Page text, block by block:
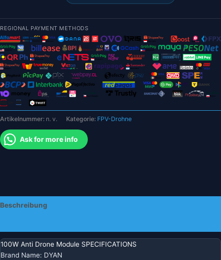
433
MHz,
800
m,
900
m,
1,2
GHz,
1,4
G,
1,5
Drohnen-
Gegenmaßnahmenmodule,
Störsender,
Typ-
N-
REGIONAL PAYMENT METHODS
Artikelnummer: n. v. Kategorie: FPV-Drohne
Ask for more info
Beschreibung
100W Anti Drone Module SPECIFICATIONS
Brand Name: DYAN